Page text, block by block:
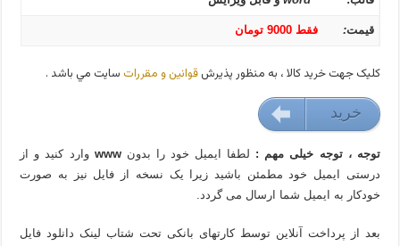
قیمت: فقط 9000 تومان
کليک جهت خريد کالا ، به منظور پذيرشقوانين و مقررات سايت مي باشد .
90000 تومان خريد
توجه ، توجه خیلی مهم : لطفا ایمیل خود را بدون www
وارد کنید و از
درستی ایمیل خود مطمئن باشید زیرا یک نسخه از فایل نیز به صورت
خودکار به ایمیل شما ارسال می گردد.
بعد از پرداخت آنلاین توسط کارتهای بانکی تحت شتاب لینک دانلود فایل